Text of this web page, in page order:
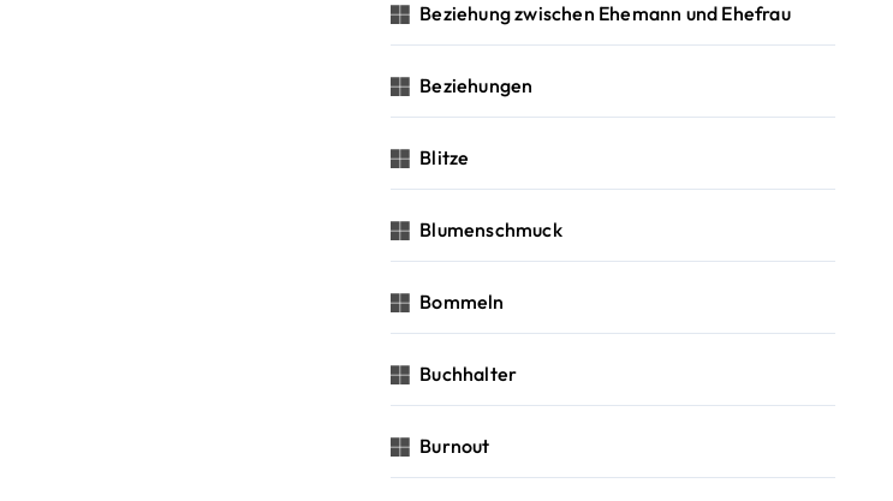
Beziehung zwischen Ehemann und Ehefrau
Beziehungen
Blitze
Blumenschmuck
Bommeln
Buchhalter
Burnout